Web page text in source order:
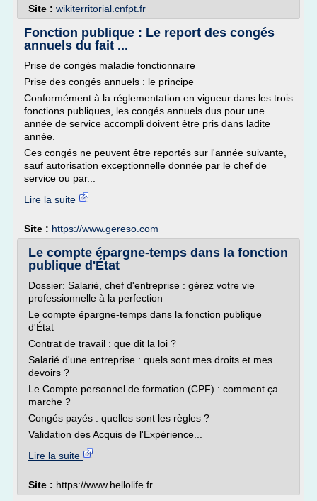
Site : wikiterritorial.cnfpt.fr
Fonction publique : Le report des congés
annuels du fait ...
Prise de congés maladie fonctionnaire
Prise des congés annuels : le principe
Conformément à la réglementation en vigueur dans les trois
fonctions publiques, les congés annuels dus pour une
année de service accompli doivent être pris dans ladite
année.
Ces congés ne peuvent être reportés sur l'année suivante,
sauf autorisation exceptionnelle donnée par le chef de
service ou par...
Lire la suite
Site : https://www.gereso.com
Le compte épargne-temps dans la fonction
publique d'État
Dossier: Salarié, chef d'entreprise : gérez votre vie
professionnelle à la perfection
Le compte épargne-temps dans la fonction publique
d'État
Contrat de travail : que dit la loi ?
Salarié d'une entreprise : quels sont mes droits et mes
devoirs ?
Le Compte personnel de formation (CPF) : comment ça
marche ?
Congés payés : quelles sont les règles ?
Validation des Acquis de l'Expérience...
Lire la suite
Site : https://www.hellolife.fr